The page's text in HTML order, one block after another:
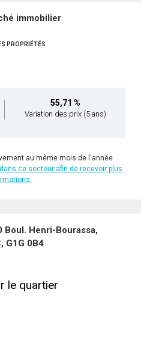
immobilier
PROPRIÉTÉS
55,71 %
Variation des prix (5 ans)
au même mois de l'année
ce secteur afin de recevoir plus
Boul. Henri-Bourassa,
G1G 0B4
le quartier